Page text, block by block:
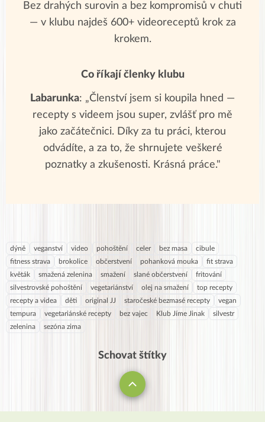
Bez drahých surovin a bez kompromisů v chuti
— v klubu najdeš 600+ videoreceptů krok za
krokem.
Co říkají členky klubu
Labarunka: „Členství jsem si koupila hned —
recepty s videem jsou super, zvlášť pro mě
jako začátečnici. Díky za tu práci, kterou
odvádíte, a za to, že shrnujete veškeré
poznatky a zkušenosti. Krásná práce."
dýně veganství video pohoštění celer bez masa
cibule
fitness strava
brokolice občerstvení pohanková mouka
fit strava
květák
smažená zelenina smažení slané občerstvení
fritování
silvestrovské pohoštění
vegetariánství olej na smažení
top recepty
recepty a videa
děti original JJ staročeské bezmasé recepty
vegan
tempura
vegetariánské recepty bez vajec Klub Jíme Jinak
silvestr
zelenina
sezóna zima
Schovat štítky